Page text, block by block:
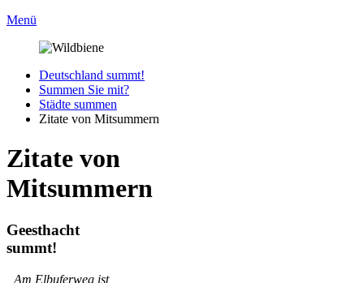
Menü
Deutschland summt!
Summen Sie mit?
Städte summen
Zitate von Mitsummern
Zitate von
Mitsummern
Geesthacht
summt!
„Am Elbuferweg ist